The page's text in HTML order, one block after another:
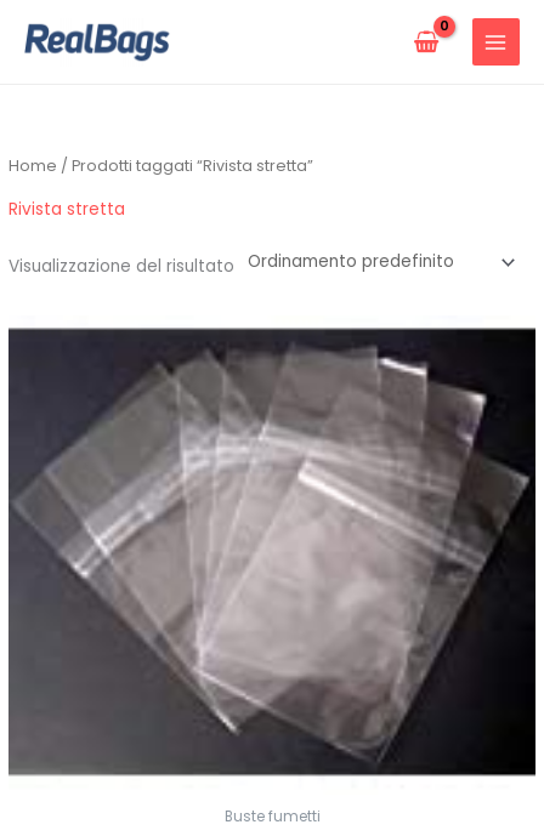
Home / Prodotti taggati “Rivista stretta”
Rivista stretta
Visualizzazione del risultato
Buste fumetti